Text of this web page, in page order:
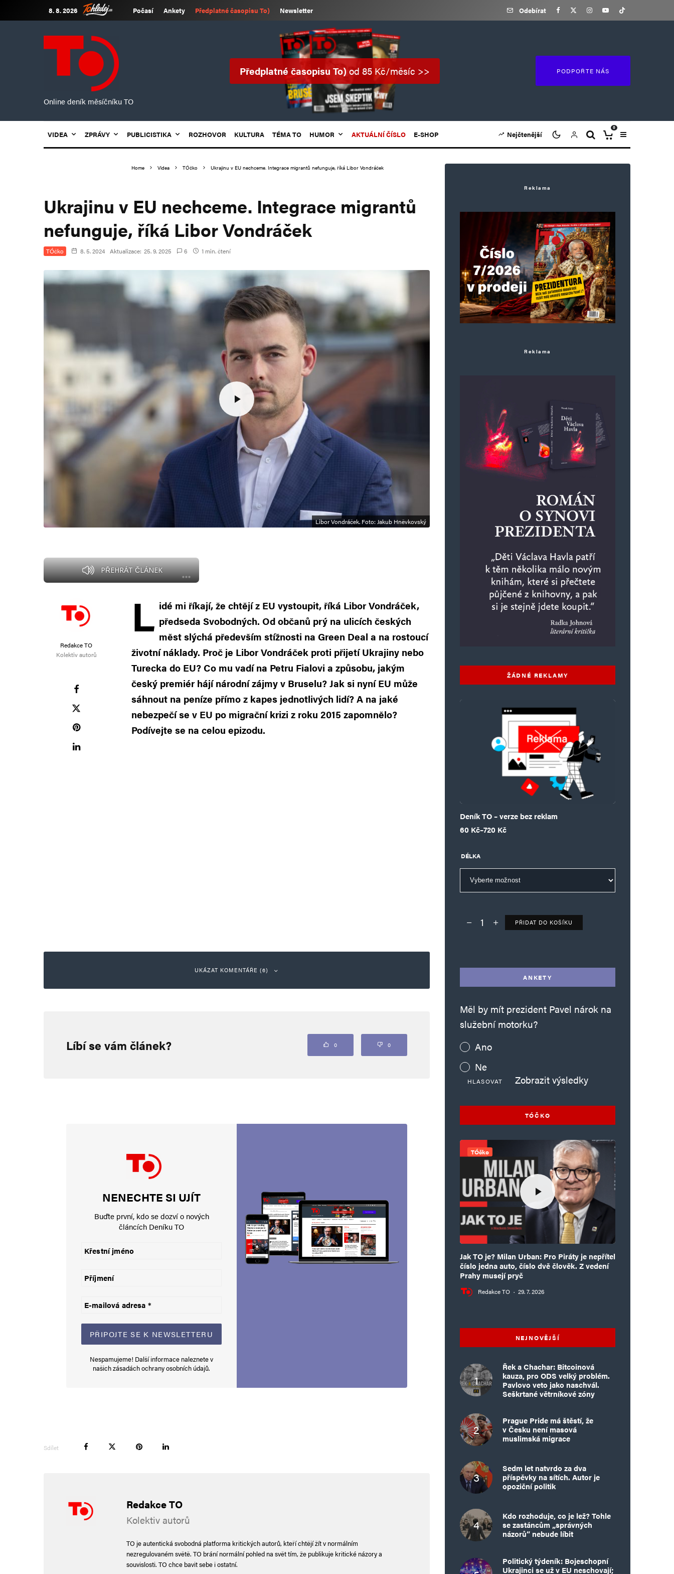
8. 8. 2026 Počasí Ankety Předplatné časopisu To) Newsletter Odebírat
Online deník měsíčníku TO
Předplatné časopisu To)od 85 Kč/měsíc >> PODPOŘTE NÁS
VIDEA ZPRÁVY PUBLICISTIKA ROZHOVOR KULTURA TÉMA TO HUMOR AKTUÁLNÍ ČÍSLO E-SHOP Nejčtenější
0
Home Videa TÓčko Ukrajinu v EU nechceme. Integrace migrantů nefunguje, říká Libor Vondráček
Ukrajinu v EU nechceme. Integrace migrantů
nefunguje, říká Libor Vondráček
TÓčko 8. 5. 2024 Aktualizace: 25. 9. 2025 6 1 min. čtení
Libor Vondráček. Foto: Jakub Hněvkovský
PŘEHRÁT ČLÁNEK
Redakce TO
Kolektiv autorů
L idé mi říkají, že chtějí z EU vystoupit, říká Libor Vondráček,
předseda Svobodných. Od občanů prý na ulicích českých
měst slýchá především stížnosti na Green Deal a na rostoucí
životní náklady. Proč je Libor Vondráček proti přijetí Ukrajiny nebo
Turecka do EU? Co mu vadí na Petru Fialovi a způsobu, jakým
český premiér hájí národní zájmy v Bruselu? Jak si nyní EU může
sáhnout na peníze přímo z kapes jednotlivých lidí? A na jaké
nebezpečí se v EU po migrační krizi z roku 2015 zapomnělo?
Podívejte se na celou epizodu.
UKÁZAT KOMENTÁŘE (6)
není možné kolektivně vítat a pak, jen jednotlivě trestat. na to libtardům nikdo
9. 5. 2024 (15:25)
V Berlíně z nenávisti k Izraeli podpálili radnici. Shoří celé město, hrozí
pachatelé…wir schafen das.*********************
Jary
to přesně makararonův problém , tak musí zbrojit
a chrastit zbraněmi proti nepříteli vně státu… stejně jako
hloubal
pozaru-je-aktem-dzihadu-kterym-se-muslimove-radi-chlubi-
video/#comment-61540
Líbí se vám článek? 0 0
NENECHTE SI UJÍT
Buďte první, kdo se dozví o nových
článcích Deníku TO
Nespamujeme! Další informace naleznete v
našichzásadách ochrany osobních údajů.
Sdílet
Redakce TO
Kolektiv autorů
TO je autentická svobodná platforma kritických autorů, kteří chtějí žít v normálním
nezregulovaném světě. TO brání normální pohled na svět tím, že publikuje kritické názory a
souvislosti. TO chce bavit sebe i ostatní.
Reklama
Reklama
ŽÁDNÉ REKLAMY
Deník TO – verze bez reklam
60 Kč–720 Kč
Rozpětí cen: 60 Kč až 720 Kč
DÉLKA
Deník TO – verze bez reklam množství
PŘIDAT DO KOŠÍKU
ANKETY
Měl by mít prezident Pavel nárok na
služební motorku?
Ano
Ne
HLASOVAT Zobrazit výsledky
TÓČKO
TÓčko
Jak TO je? Milan Urban: Pro Piráty je nepřítel
číslo jedna auto, číslo dvě člověk. Z vedení
Prahy musejí pryč
Redakce TO · 29. 7. 2026
NEJNOVĚJŠÍ
Řek a Chachar: Bitcoinová
kauza, pro ODS velký problém.
Pavlovo veto jako naschvál.
Seškrtané větrníkové zóny
Prague Pride má štěstí, že
v Česku není masová
muslimská migrace
Sedm let natvrdo za dva
příspěvky na sítích. Autor je
opoziční politik
Kdo rozhoduje, co je lež? Tohle
se zastáncům „správných
názorů“ nebude líbit
Politický týdeník: Bojeschopní
Ukrajinci se už v EU neschovají;